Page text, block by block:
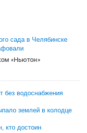
сада в Челябинске
«Ньютон»
без водоснабжения
землей в колодце
кто достоин